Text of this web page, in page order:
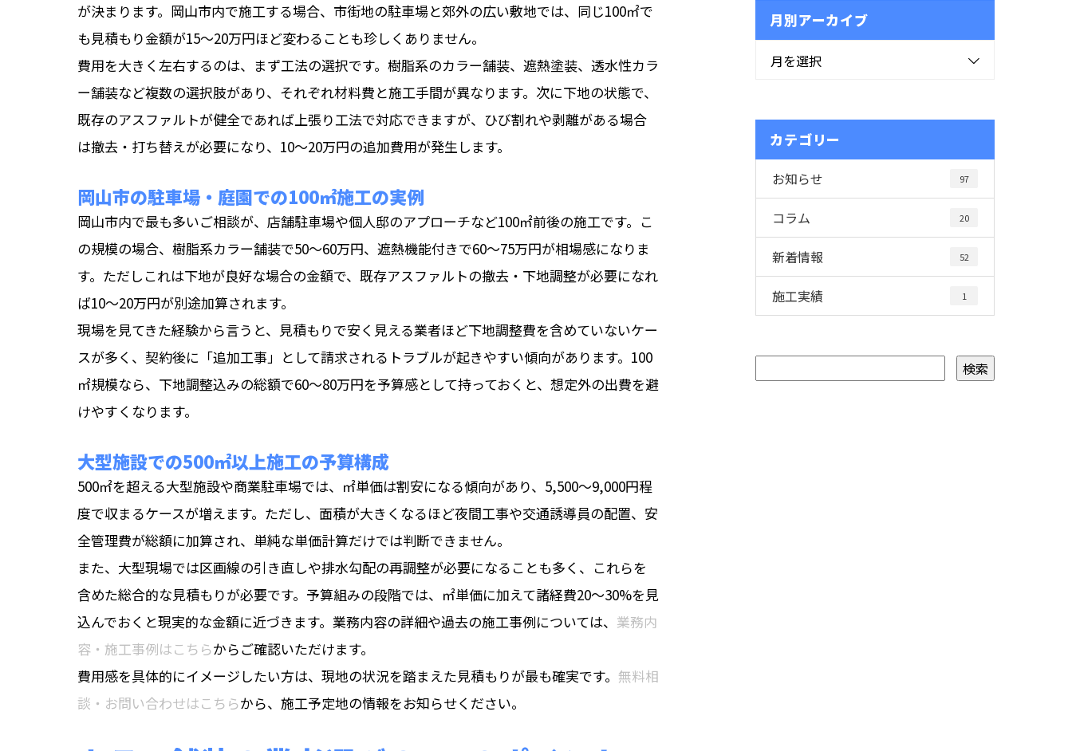
が決まります。岡山市内で施工する場合、市街地の駐車場と郊外の広い敷地では、同じ100㎡で
も見積もり金額が15〜20万円ほど変わることも珍しくありません。
費用を大きく左右するのは、まず工法の選択です。樹脂系のカラー舗装、遮熱塗装、透水性カラ
ー舗装など複数の選択肢があり、それぞれ材料費と施工手間が異なります。次に下地の状態で、
既存のアスファルトが健全であれば上張り工法で対応できますが、ひび割れや剥離がある場合
は撤去・打ち替えが必要になり、10〜20万円の追加費用が発生します。
岡山市の駐車場・庭園での100㎡施工の実例
岡山市内で最も多いご相談が、店舗駐車場や個人邸のアプローチなど100㎡前後の施工です。こ
の規模の場合、樹脂系カラー舗装で50〜60万円、遮熱機能付きで60〜75万円が相場感になりま
す。ただしこれは下地が良好な場合の金額で、既存アスファルトの撤去・下地調整が必要になれ
ば10〜20万円が別途加算されます。
現場を見てきた経験から言うと、見積もりで安く見える業者ほど下地調整費を含めていないケー
スが多く、契約後に「追加工事」として請求されるトラブルが起きやすい傾向があります。100
㎡規模なら、下地調整込みの総額で60〜80万円を予算感として持っておくと、想定外の出費を避
けやすくなります。
大型施設での500㎡以上施工の予算構成
500㎡を超える大型施設や商業駐車場では、㎡単価は割安になる傾向があり、5,500〜9,000円程
度で収まるケースが増えます。ただし、面積が大きくなるほど夜間工事や交通誘導員の配置、安
全管理費が総額に加算され、単純な単価計算だけでは判断できません。
また、大型現場では区画線の引き直しや排水勾配の再調整が必要になることも多く、これらを
含めた総合的な見積もりが必要です。予算組みの段階では、㎡単価に加えて諸経費20〜30%を見
込んでおくと現実的な金額に近づきます。業務内容の詳細や過去の施工事例については、 業務内
容・施工事例はこちらからご確認いただけます。
費用感を具体的にイメージしたい方は、現地の状況を踏まえた見積もりが最も確実です。 無料相
談・お問い合わせはこちらから、施工予定地の情報をお知らせください。
月別アーカイブ
月を選択
カテゴリー
お知らせ 97
コラム 20
新着情報 52
施工実績 1